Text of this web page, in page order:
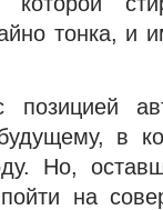
тонка, и
в
Но,
на